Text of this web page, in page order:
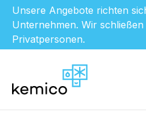
Unsere Angebote richten
Unternehmen. Wir
Privatpersonen.
Zum Hauptinhalt springen